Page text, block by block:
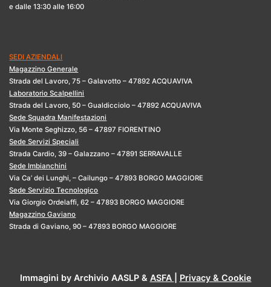
e dalle 13:30 alle 16:00
SEDI AZIENDALI
Magazzino Generale
Strada del Lavoro, 75 – Galavotto – 47892 ACQUAVIVA
Laboratorio Scalpellini
Strada del Lavoro, 50 – Gualdicciolo – 47892 ACQUAVIVA
Sede Squadra Manifestazioni
Via Monte Seghizzo, 56 – 47897 FIORENTINO
Sede Servizi Speciali
Strada Cardio, 39 – Galazzano – 47891 SERRAVALLE
Sede Imbianchini
Via Ca’ dei Lunghi, – Cailungo – 47893 BORGO MAGGIORE
Sede Servizio Tecnologico
Via Giorgio Ordelaffi, 62 – 47893 BORGO MAGGIORE
Magazzino Gaviano
Strada di Gaviano, 90 – 47893 BORGO MAGGIORE
Immagini by Archivio AASLP & ASFA Privacy & Cookie